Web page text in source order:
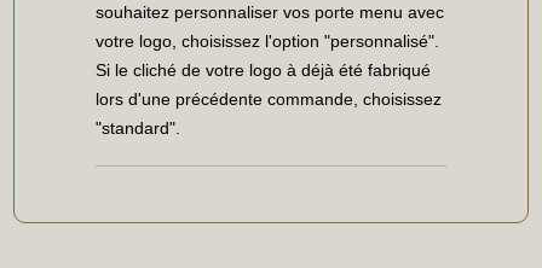
souhaitez personnaliser vos porte menu avec
votre logo, choisissez l'option "personnalisé".
Si le cliché de votre logo à déjà été fabriqué
lors d'une précédente commande, choisissez
"standard".